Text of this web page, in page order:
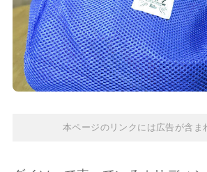
本ページのリンクには広告が含ま